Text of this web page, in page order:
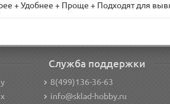
+ Удобнее + Проще + Подходят для
Служба поддержки
8(499)136-36-63
info@sklad-hobby.ru